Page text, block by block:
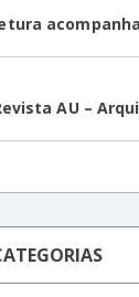
AU –